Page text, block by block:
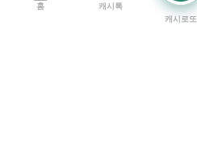
홈 캐시톡
캐시로또